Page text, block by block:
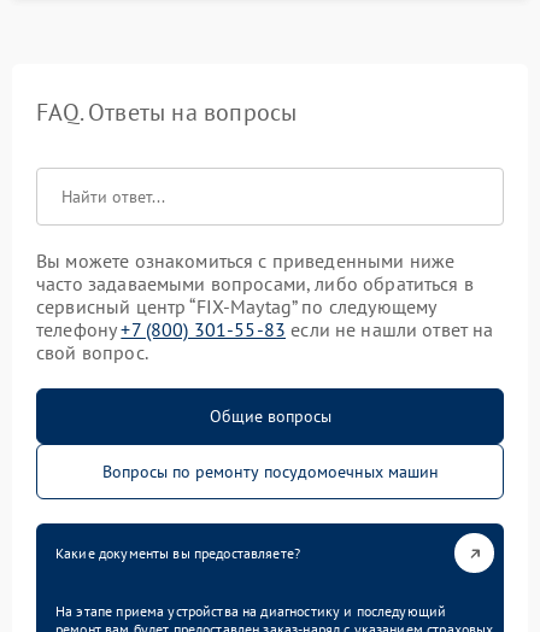
FAQ. Ответы на вопросы
Вы можете ознакомиться с приведенными ниже
часто задаваемыми вопросами, либо обратиться в
сервисный центр “FIX-Maytag” по следующему
телефону+7 (800) 301-55-83 если не нашли ответ на
свой вопрос.
Общие вопросы
Вопросы по ремонту посудомоечных машин
Какие документы вы предоставляете?
На этапе приема устройства на диагностику и последующий